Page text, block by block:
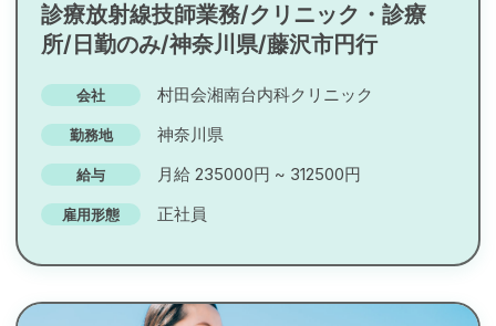
診療放射線技師業務/クリニック・診療
所/日勤のみ/神奈川県/藤沢市円行
会社 村田会湘南台内科クリニック
勤務地 神奈川県
給与 月給 235000円 ~ 312500円
雇用形態 正社員